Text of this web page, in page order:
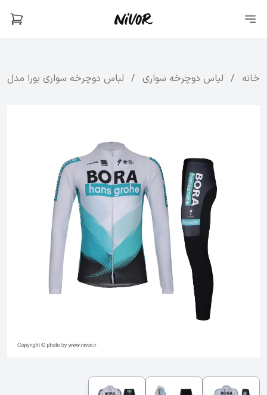
خانه / لباس دوچرخه سواری / لباس دوچرخه سواری بورا مدل Glorious